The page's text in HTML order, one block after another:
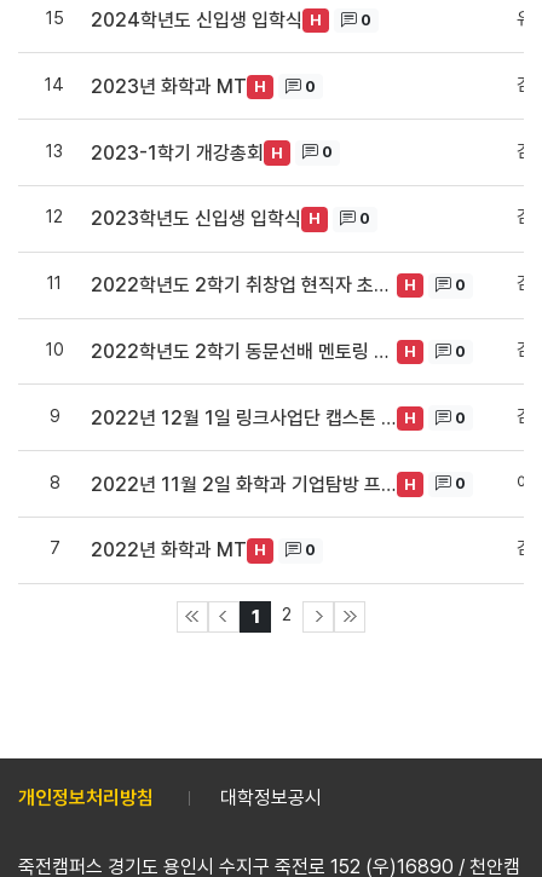
15 2024학년도 신입생 입학식 H 0 유
14 2023년 화학과 MT H 0 김
13 2023-1학기 개강총회 H 0 김
12 2023학년도 신입생 입학식 H 0 김
11 2022학년도 2학기 취창업 현직자 초청 직무역량강화 특강 내용 H 0 김
10 2022학년도 2학기 동문선배 멘토링 프로그램 특강 내용 H 0 김
9 2022년 12월 1일 링크사업단 캡스톤 디자인 경진대회 H 0 김
8 2022년 11월 2일 화학과 기업탐방 프로그램_SFC H 0 이
7 2022년 화학과 MT H 0 김
1 2
개인정보처리방침 대학정보공시
죽전캠퍼스 경기도 용인시 수지구 죽전로 152 (우)16890 / 천안캠